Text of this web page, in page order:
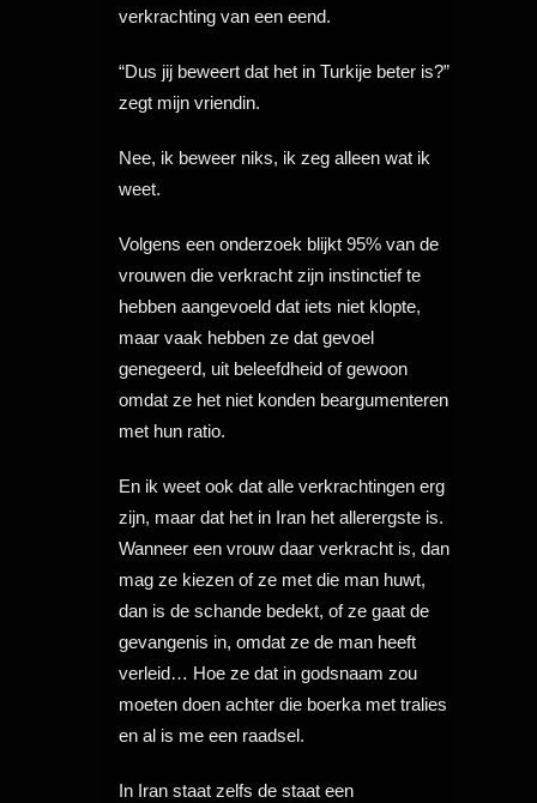
verkrachting van een eend.
“Dus jij beweert dat het in Turkije beter is?”
zegt mijn vriendin.
Nee, ik beweer niks, ik zeg alleen wat ik
weet.
Volgens een onderzoek blijkt 95% van de
vrouwen die verkracht zijn instinctief te
hebben aangevoeld dat iets niet klopte,
maar vaak hebben ze dat gevoel
genegeerd, uit beleefdheid of gewoon
omdat ze het niet konden beargumenteren
met hun ratio.
En ik weet ook dat alle verkrachtingen erg
zijn, maar dat het in Iran het allerergste is.
Wanneer een vrouw daar verkracht is, dan
mag ze kiezen of ze met die man huwt,
dan is de schande bedekt, of ze gaat de
gevangenis in, omdat ze de man heeft
verleid… Hoe ze dat in godsnaam zou
moeten doen achter die boerka met tralies
en al is me een raadsel.
In Iran staat zelfs de staat een